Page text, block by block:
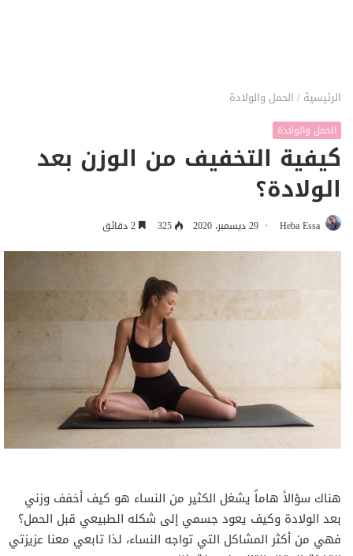
الرئيسية / الحمل والولادة
الحمل والولادة
كيفية التخفيف من الوزن بعد
الولادة؟
Heba Essa 29 ديسمبر، 2020 325
هناك سؤالاً هاماً يشغل الكثير من النساء هو كيف أخفف وزني
بعد الولادة وكيف يعود جسمي إلى شكله الطبيعي قبل الحمل؟
فهي من أكثر المشاكل التي تواجه النساء، لذا تابعي معنا عزيزتي